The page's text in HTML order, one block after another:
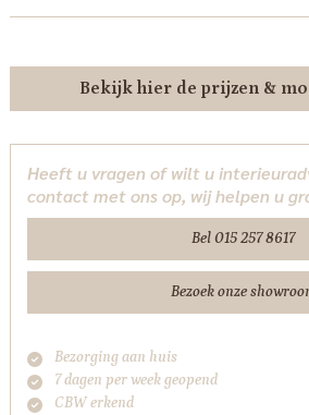
Bekijk hier de prijzen &
Heeft u vragen of wilt u
contact met ons op, wij helpen u
Bel 015 257 8617
Bezoek onze
Bezorging aan huis
7 dagen per week geopend
CBW erkend